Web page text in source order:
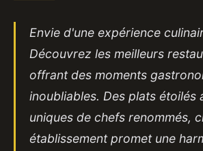
Envie d'une expérience
Découvrez les meilleurs
offrant des moments
inoubliables. Des plats étoilés
uniques de chefs renommés,
établissement promet une